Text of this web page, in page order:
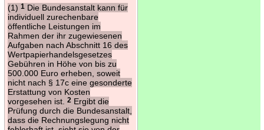
(1) 1Die Bundesanstalt kann für
individuell zurechenbare
öffentliche Leistungen im
Rahmen der ihr zugewiesenen
Aufgaben nach Abschnitt 16 des
Wertpapierhandelsgesetzes
Gebühren in Höhe von bis zu
500.000 Euro erheben, soweit
nicht nach § 17c eine gesonderte
Erstattung von Kosten
vorgesehen ist.
2Ergibt die
Prüfung durch die Bundesanstalt,
dass die Rechnungslegung nicht